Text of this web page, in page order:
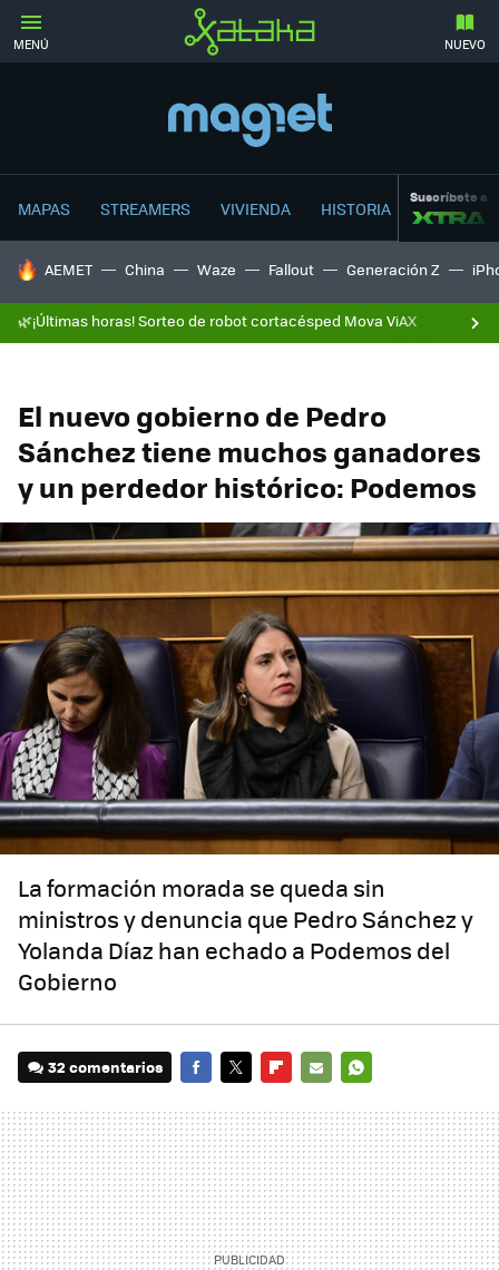
MENÚ NUEVO
MAPAS STREAMERS VIVIENDA HISTORIA Suscríbete a
HOY SE HABLA DE
AEMET China Waze Fallout Generación Z
🌿¡Últimas horas! Sorteo de robot cortacésped Mova ViAX
El nuevo gobierno de Pedro
Sánchez tiene muchos ganadores
y un perdedor histórico: Podemos
La formación morada se queda sin
ministros y denuncia que Pedro Sánchez y
Yolanda Díaz han echado a Podemos del
Gobierno
32 comentarios
MAIL